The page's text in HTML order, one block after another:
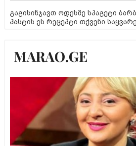
გაგისინჯავთ ოდესმე სპაგეტი
პასტის ეს რეცეპტი თქვენი